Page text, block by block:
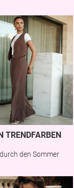
TRENDFARBEN
den Sommer